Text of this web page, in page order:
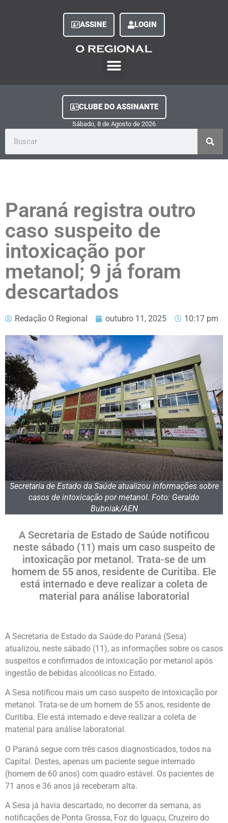
ASSINE LOGIN
CLUBE DO ASSINANTE
Sábado, 8 de Agosto de 2026
Paraná registra outro
caso suspeito de
intoxicação por
metanol; 9 já foram
descartados
Redação O Regional outubro 11, 2025 10:17 pm
Secretaria de Estado da Saúde atualizou informações sobre
casos de intoxicação por metanol. Foto: Geraldo
Bubniak/AEN
A Secretaria de Estado de Saúde notificou
neste sábado (11) mais um caso suspeito de
intoxicação por metanol. Trata-se de um
homem de 55 anos, residente de Curitiba. Ele
está internado e deve realizar a coleta de
material para análise laboratorial
A Secretaria de Estado da Saúde do Paraná (Sesa)
atualizou, neste sábado (11), as informações sobre os casos
suspeitos e confirmados de intoxicação por metanol após
ingestão de bebidas alcoólicas no Estado.
A Sesa notificou mais um caso suspeito de intoxicação por
metanol. Trata-se de um homem de 55 anos, residente de
Curitiba. Ele está internado e deve realizar a coleta de
material para análise laboratorial.
O Paraná segue com três casos diagnosticados, todos na
Capital. Destes, apenas um paciente segue internado
(homem de 60 anos) com quadro estável. Os pacientes de
71 anos e 36 anos já receberam alta.
A Sesa já havia descartado, no decorrer da semana, as
notificações de Ponta Grossa, Foz do Iguaçu, Cruzeiro do